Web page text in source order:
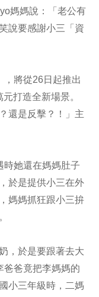
媽媽說：「老公有
說要感謝小三「資
，將從26日起推出
打造全新場景。
還是反擊？！」主
時她還在媽媽肚子
於是提供小三在外
媽媽抓狂跟小三拚
，於是要跟著去大
爸爸竟把李媽媽的
小三年級時，二媽